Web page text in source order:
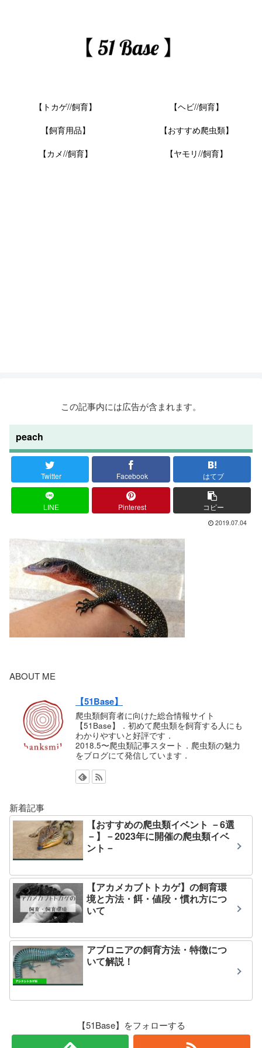
【トカゲ//飼育】
【ヘビ//飼育】
【飼育用品】
【おすすめ爬虫類】
【カメ//飼育】
【ヤモリ//飼育】
この記事内には広告が含まれます。
peach
Twitter Facebook はてブ
LINE Pinterest コピー
2019.07.04
ABOUT ME
【51Base】
爬虫類飼育者に向けた総合情報サイト
【51Base】．初めて爬虫類を飼育する人にも
わかりやすいと好評です．
2018.5〜爬虫類記事スタート．爬虫類の魅力
をブログにて発信しています．
新着記事
【おすすめの爬虫類イベント －6選
－】－2023年に開催の爬虫類イベ
ント－
【アカメカブトトカゲ】の飼育環
境と方法・餌・値段・慣れ方につ
いて
アブロニアの飼育方法・特徴につ
いて解説！
【51Base】をフォローする